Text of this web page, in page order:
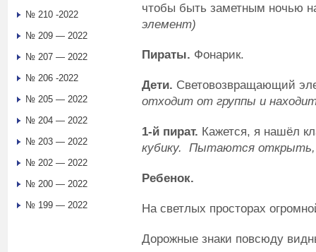
чтобы быть заметным ночью
элемент)
Пираты. Фонарик.
Дети. Световозвращающий
отходит от группы и
1-й пират. Кажется, я нашёл
кубику. Пытаются открыть,
Ребенок.
На светлых просторах
Дорожные знаки повсюду
№ 210 -2022
№ 209 — 2022
№ 207 — 2022
№ 206 -2022
№ 205 — 2022
№ 204 — 2022
№ 203 — 2022
№ 202 — 2022
№ 200 — 2022
№ 199 — 2022